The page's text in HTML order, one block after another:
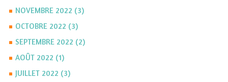
NOVEMBRE 2022 (3)
OCTOBRE 2022 (3)
SEPTEMBRE 2022 (2)
AOÛT 2022 (1)
JUILLET 2022 (3)